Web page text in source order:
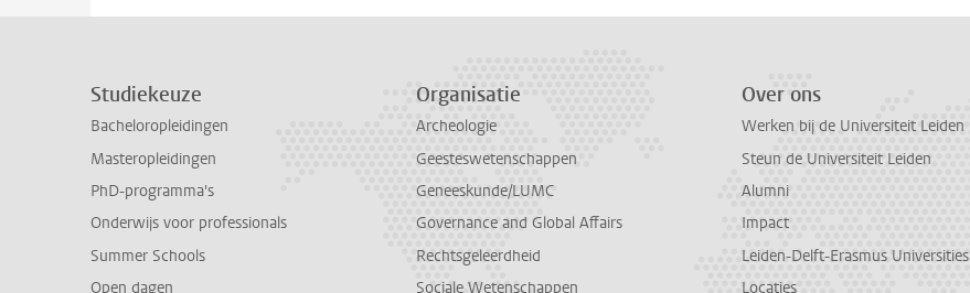
Studiekeuze
Bacheloropleidingen
Masteropleidingen
PhD-programma's
Onderwijs voor professionals
Summer Schools
Open dagen
Organisatie
Archeologie
Geesteswetenschappen
Geneeskunde/LUMC
Governance and Global Affairs
Rechtsgeleerdheid
Sociale Wetenschappen
Over ons
Werken bij de Universiteit Leiden
Steun de Universiteit Leiden
Alumni
Impact
Leiden-Delft-Erasmus Universities
Locaties